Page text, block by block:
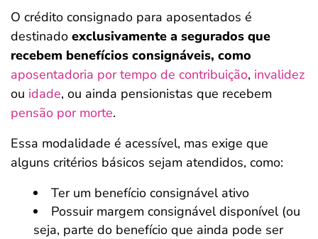
O crédito consignado para aposentados é
destinado exclusivamente a segurados que
recebem benefícios consignáveis, como
aposentadoria por tempo de contribuição, invalidez
ou idade, ou ainda pensionistas que recebem
pensão por morte.
Essa modalidade é acessível, mas exige que
alguns critérios básicos sejam atendidos, como:
Ter um benefício consignável ativo
Possuir margem consignável disponível (ou
seja, parte do benefício que ainda pode ser